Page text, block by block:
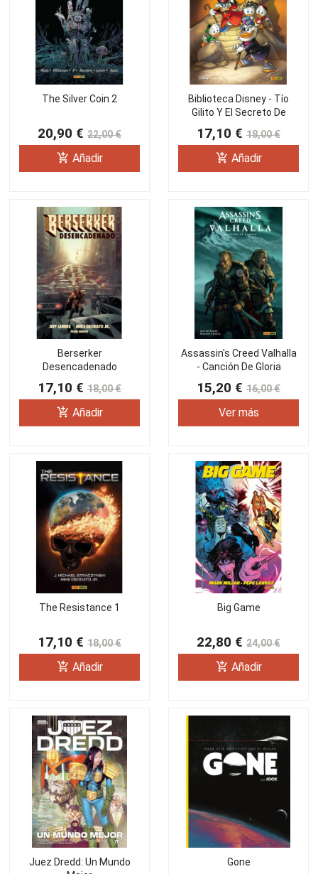
The Silver Coin 2
20,90 € 22,00 €
add_shopping_cart Añadir
Biblioteca Disney - Tío
Gilito Y El Secreto De
17,10 € 18,00 €
add_shopping_cart Añadir
Berserker
Desencadenado
17,10 € 18,00 €
add_shopping_cart Añadir
Assassin's Creed Valhalla
- Canción De Gloria
15,20 € 16,00 €
Ver más
The Resistance 1
17,10 € 18,00 €
add_shopping_cart Añadir
Big Game
22,80 € 24,00 €
add_shopping_cart Añadir
Juez Dredd: Un Mundo
Gone